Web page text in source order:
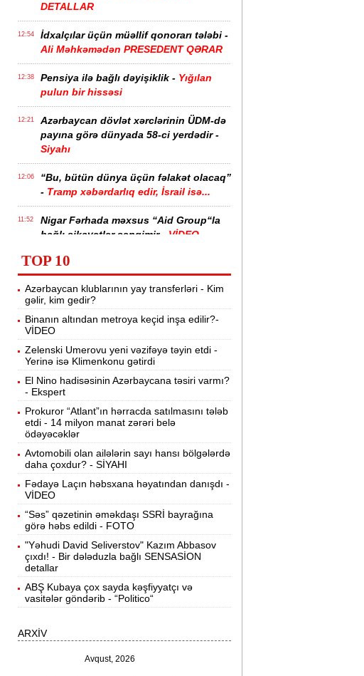
DETALLAR
12:54
İdxalçılar üçün müəllif qonorarı tələbi -
Ali Məhkəmədən PRESEDENT QƏRAR
12:38 Pensiya ilə bağlı dəyişiklik - Yığılan
pulun bir hissəsi
12:21
Azərbaycan dövlət xərclərinin ÜDM-də
payına görə dünyada 58-ci yerdədir -
Siyahı
12:06
“Bu, bütün dünya üçün fəlakət olacaq”
- Tramp xəbərdarlıq edir, İsrail isə...
11:52
Nigar Fərhada məxsus “Aid Group“la
bağlı şikayətlər səngimir - VİDEO
11:36
Əhalimizin yarısı bu xəstəlikdən
əziyyət çəkir -Səbəb
11:19
Azərbaycanda işçi axtarılır -
Əməkhaqqı 10 min manatdır
11:04
Kartdan istədiyiniz qədər köçürmə edə
bilərsiniz -VİDEO
10:50
Ər-arvadın yanaraq ölməsinə görə
həbs edilən var -
Evdən 15 min də
oğurlanıb
Azərbaycanda icra başçısı olmayan
rayonlar - SİYAHI
10:17
Bağlanan universitetin müəllimləri
narazıdır -İşsiz qalıblar
10:02 Pakistanda leysan yağışları -150-dən
çox insan ölüb
9:48
II Qaregin məhkəmə qarşısına çıxarılır -
Ermənistan tarixində ilk
gözlənilir“ -
Ən çox çörək və ət yeyən bölgələr -
TOP 10
Azərbaycan klublarının yay transferləri - Kim
gəlir, kim gedir?
Binanın altından metroya keçid inşa edilir?-
VİDEO
Zelenski Umerovu yeni vəzifəyə təyin etdi -
Yerinə isə Klimenkonu gətirdi
El Nino hadisəsinin Azərbaycana təsiri varmı?
- Ekspert
Prokuror “Atlant”ın hərracda satılmasını tələb
etdi - 14 milyon manat zərəri belə
ödəyəcəklər
Avtomobili olan ailələrin sayı hansı bölgələrdə
daha çoxdur? - SİYAHI
Fədayə Laçın həbsxana həyatından danışdı -
VİDEO
“Səs” qəzetinin əməkdaşı SSRİ bayrağına
görə həbs edildi - FOTO
"Yəhudi David Seliverstov" Kazım Abbasov
çıxdı! - Bir dələduzla bağlı SENSASİON
detallar
ABŞ Kubaya çox sayda kəşfiyyatçı və
vasitələr göndərib - “Politico“
ARXİV
Avqust, 2026